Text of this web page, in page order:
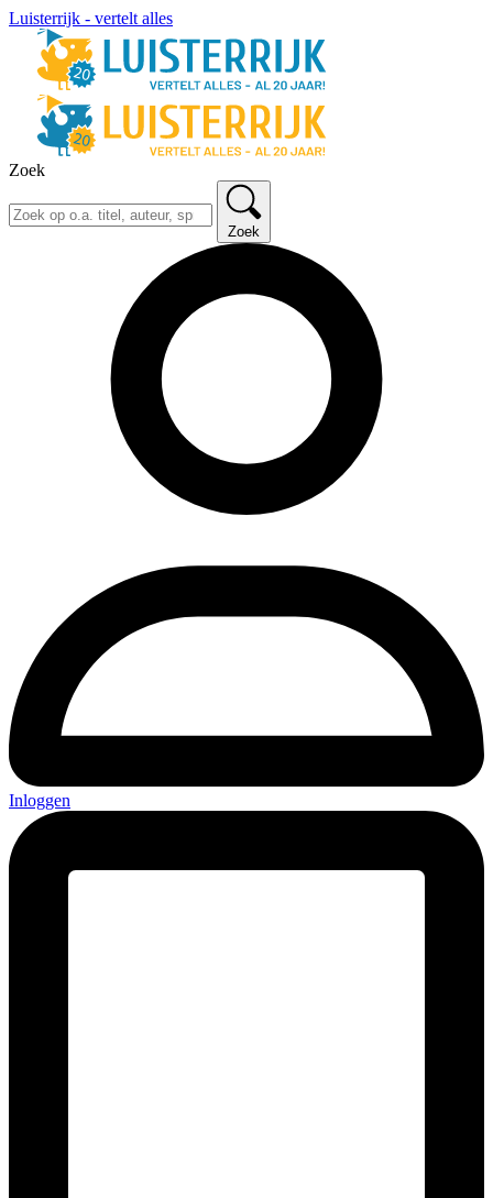
Luisterrijk - vertelt alles
Zoek
Zoek
Inloggen